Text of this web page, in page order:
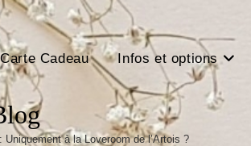
Carte Cadeau Infos et options
Uniquement à la Loveroom de l’Artois ?